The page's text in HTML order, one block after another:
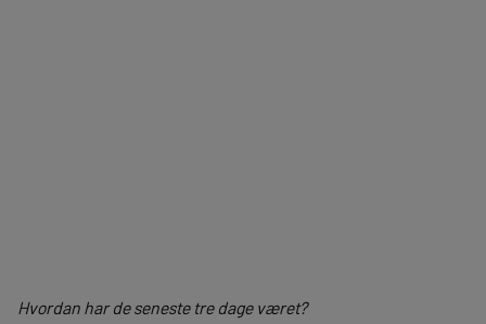
Hvordan har de seneste tre dage været?